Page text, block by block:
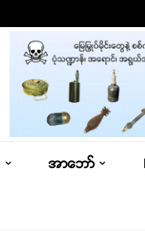
အာဘော်